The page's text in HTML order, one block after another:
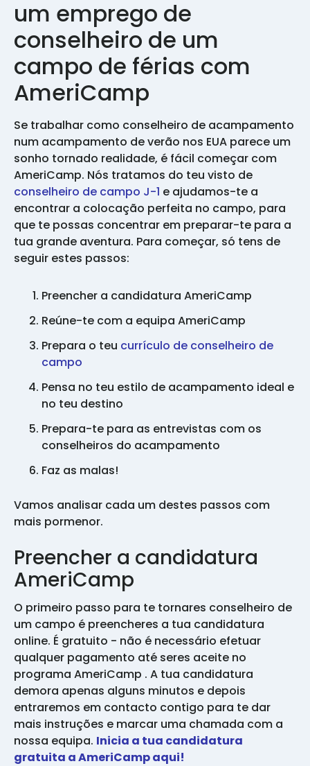
um emprego de
conselheiro de um
campo de férias com
AmeriCamp
Se trabalhar como conselheiro de acampamento
num acampamento de verão nos EUA parece um
sonho tornado realidade, é fácil começar com
AmeriCamp. Nós tratamos do teu visto de
conselheiro de campo J-1 e ajudamos-te a
encontrar a colocação perfeita no campo, para
que te possas concentrar em preparar-te para a
tua grande aventura. Para começar, só tens de
seguir estes passos:
Preencher a candidatura AmeriCamp
Reúne-te com a equipa AmeriCamp
Prepara o teu currículo de conselheiro de
campo
Pensa no teu estilo de acampamento ideal e
no teu destino
Prepara-te para as entrevistas com os
conselheiros do acampamento
Faz as malas!
Vamos analisar cada um destes passos com
mais pormenor.
Preencher a candidatura
AmeriCamp
O primeiro passo para te tornares conselheiro de
um campo é preencheres a tua candidatura
online. É gratuito - não é necessário efetuar
qualquer pagamento até seres aceite no
programa AmeriCamp . A tua candidatura
demora apenas alguns minutos e depois
entraremos em contacto contigo para te dar
mais instruções e marcar uma chamada com a
nossa equipa. Inicia a tua candidatura
gratuita a AmeriCamp aqui!